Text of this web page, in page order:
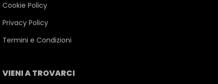
Cookie Policy
Privacy Policy
Termini e Condizioni
VIENI A TROVARCI